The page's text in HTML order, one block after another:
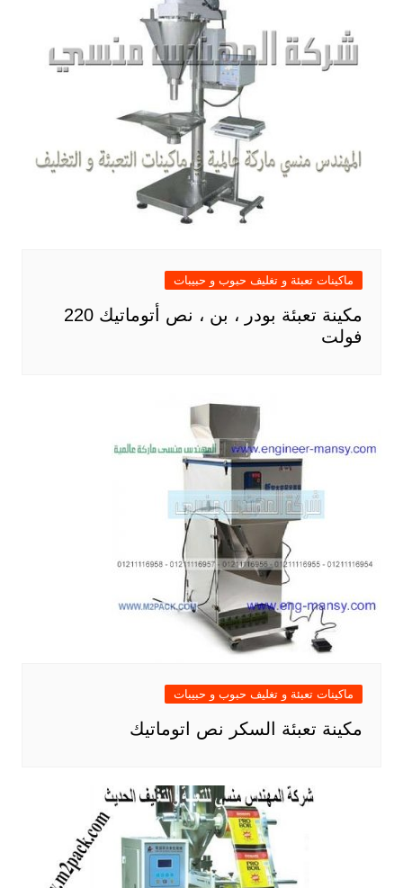
ماكينات تعبئة و تغليف حبوب و حبيبات
مكينة تعبئة بودر ، بن ، نص أتوماتيك 220
فولت
ماكينات تعبئة و تغليف حبوب و حبيبات
مكينة تعبئة السكر نص اتوماتيك